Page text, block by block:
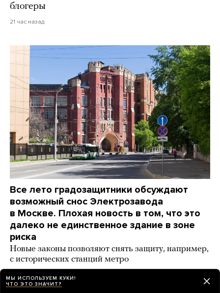
блогеры
21 час назад
Все лето градозащитники обсуждают
возможный снос Электрозавода
в Москве. Плохая новость в том, что это
далеко не единственное здание в зоне
риска
Новые законы позволяют снять защиту, например,
с исторических станций метро
ИСТОРИИ день назад
МЫ ИСПОЛЬЗУЕМ КУКИ!
ЧТО ЭТО ЗНАЧИТ?